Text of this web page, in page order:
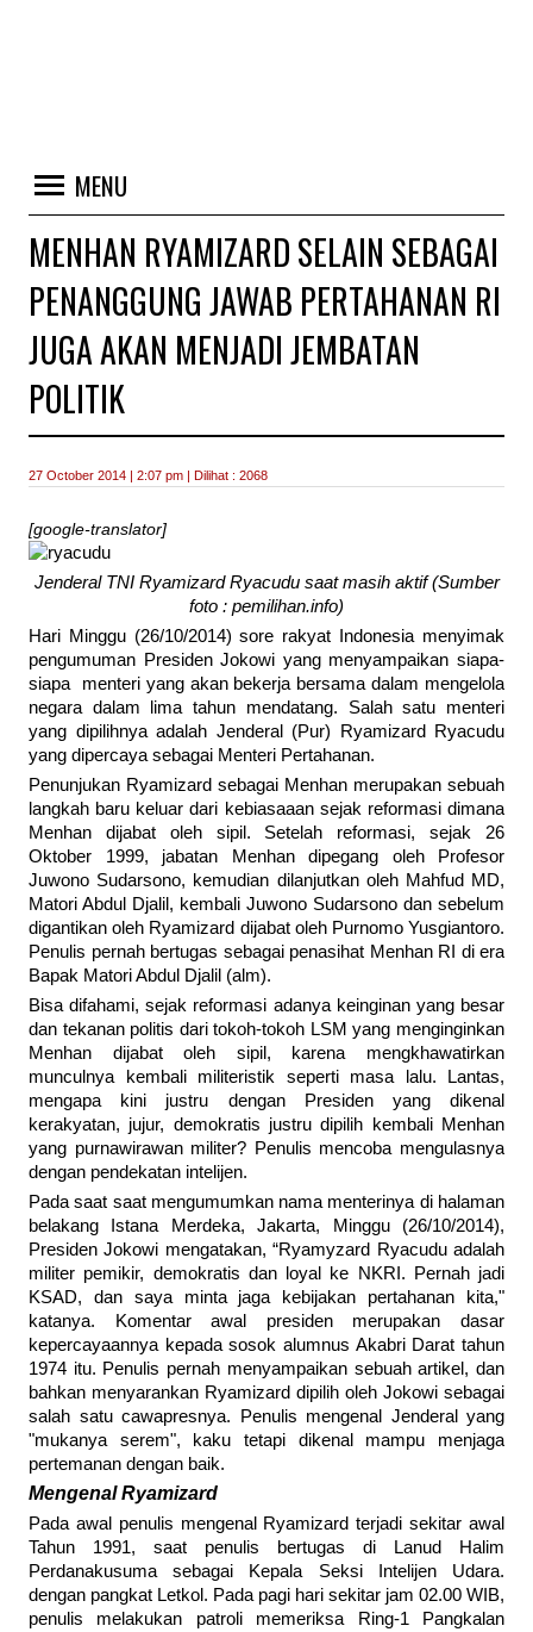
MENU
MENHAN RYAMIZARD SELAIN SEBAGAI
PENANGGUNG JAWAB PERTAHANAN RI
JUGA AKAN MENJADI JEMBATAN
POLITIK
27 October 2014 | 2:07 pm | Dilihat : 2068
[google-translator]
Jenderal TNI Ryamizard Ryacudu saat masih aktif (Sumber
foto : pemilihan.info)
Hari Minggu (26/10/2014) sore rakyat Indonesia menyimak
pengumuman Presiden Jokowi yang menyampaikan siapa-
siapa menteri yang akan bekerja bersama dalam mengelola
negara dalam lima tahun mendatang. Salah satu menteri
yang dipilihnya adalah Jenderal (Pur) Ryamizard Ryacudu
yang dipercaya sebagai Menteri Pertahanan.
Penunjukan Ryamizard sebagai Menhan merupakan sebuah
langkah baru keluar dari kebiasaaan sejak reformasi dimana
Menhan dijabat oleh sipil. Setelah reformasi, sejak 26
Oktober 1999, jabatan Menhan dipegang oleh Profesor
Juwono Sudarsono, kemudian dilanjutkan oleh Mahfud MD,
Matori Abdul Djalil, kembali Juwono Sudarsono dan sebelum
digantikan oleh Ryamizard dijabat oleh Purnomo Yusgiantoro.
Penulis pernah bertugas sebagai penasihat Menhan RI di era
Bapak Matori Abdul Djalil (alm).
Bisa difahami, sejak reformasi adanya keinginan yang besar
dan tekanan politis dari tokoh-tokoh LSM yang menginginkan
Menhan dijabat oleh sipil, karena mengkhawatirkan
munculnya kembali militeristik seperti masa lalu. Lantas,
mengapa kini justru dengan Presiden yang dikenal
kerakyatan, jujur, demokratis justru dipilih kembali Menhan
yang purnawirawan militer? Penulis mencoba mengulasnya
dengan pendekatan intelijen.
Pada saat saat mengumumkan nama menterinya di halaman
belakang Istana Merdeka, Jakarta, Minggu (26/10/2014),
Presiden Jokowi mengatakan, “Ryamyzard Ryacudu adalah
militer pemikir, demokratis dan loyal ke NKRI. Pernah jadi
KSAD, dan saya minta jaga kebijakan pertahanan kita,"
katanya. Komentar awal presiden merupakan dasar
kepercayaannya kepada sosok alumnus Akabri Darat tahun
1974 itu. Penulis pernah menyampaikan sebuah artikel, dan
bahkan menyarankan Ryamizard dipilih oleh Jokowi sebagai
salah satu cawapresnya. Penulis mengenal Jenderal yang
"mukanya serem", kaku tetapi dikenal mampu menjaga
pertemanan dengan baik.
Mengenal Ryamizard
Pada awal penulis mengenal Ryamizard terjadi sekitar awal
Tahun 1991, saat penulis bertugas di Lanud Halim
Perdanakusuma sebagai Kepala Seksi Intelijen Udara.
dengan pangkat Letkol. Pada pagi hari sekitar jam 02.00 WIB,
penulis melakukan patroli memeriksa Ring-1 Pangkalan